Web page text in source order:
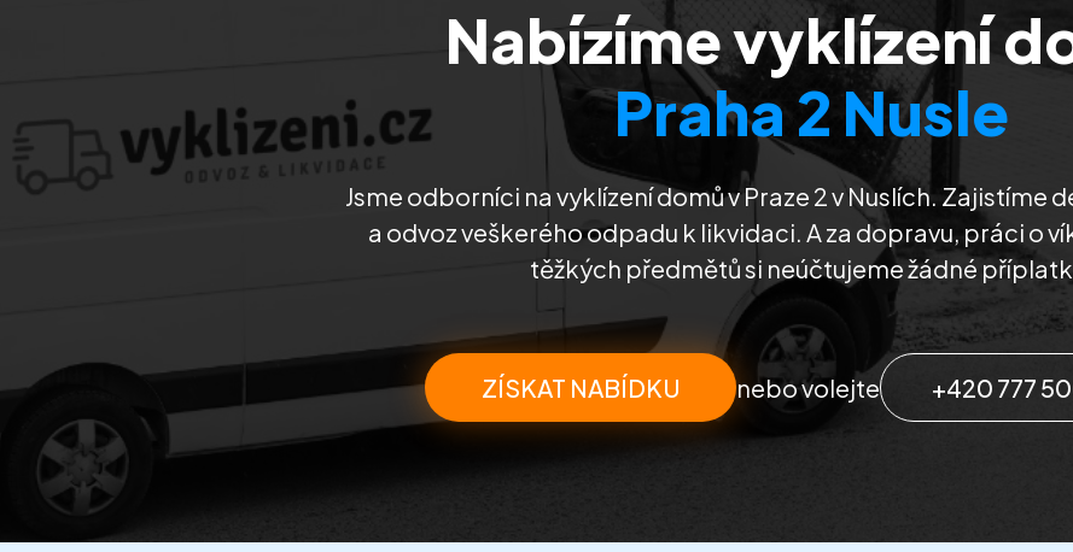
Vyklízení sklepů a garáží
Vyklízení zahrad
Malování kanceláří
Malování komerčních prostor
Dezinsekce
Nabízíme vyklízení
Praha 2 Nusle
Jsme odborníci na vyklízení domů v Praze 2 v Nuslích. Zajistíme
a odvoz veškerého odpadu k likvidaci. A za dopravu, práci o
těžkých předmětů si neúčtujeme žádné
ZÍSKAT NABÍDKU nebo volejte +420 777